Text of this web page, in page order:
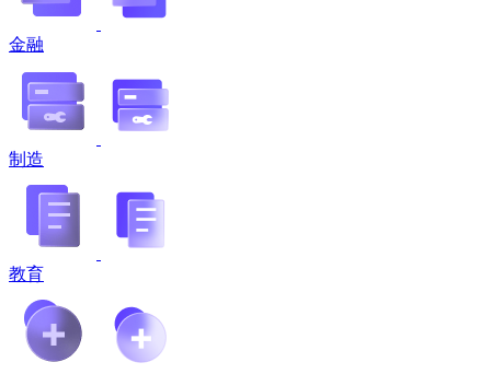
金融
制造
教育